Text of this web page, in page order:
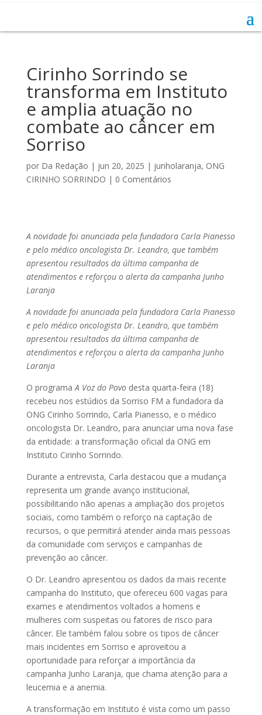
Cirinho Sorrindo se
transforma em Instituto
e amplia atuação no
combate ao câncer em
Sorriso
por Da Redação | jun 20, 2025 | junholaranja, ONG
CIRINHO SORRINDO | 0 Comentários
A novidade foi anunciada pela fundadora Carla Pianesso
e pelo médico oncologista Dr. Leandro, que também
apresentou resultados da última campanha de
atendimentos e reforçou o alerta da campanha Junho
Laranja
A novidade foi anunciada pela fundadora Carla Pianesso
e pelo médico oncologista Dr. Leandro, que também
apresentou resultados da última campanha de
atendimentos e reforçou o alerta da campanha Junho
Laranja
O programaA Voz do Povodesta quarta-feira (18)
recebeu nos estúdios da Sorriso FM a fundadora da
ONG Cirinho Sorrindo, Carla Pianesso, e o médico
oncologista Dr. Leandro, para anunciar uma nova fase
da entidade: a transformação oficial da ONG em
Instituto Cirinho Sorrindo.
Durante a entrevista, Carla destacou que a mudança
representa um grande avanço institucional,
possibilitando não apenas a ampliação dos projetos
sociais, como também o reforço na captação de
recursos, o que permitirá atender ainda mais pessoas
da comunidade com serviços e campanhas de
prevenção ao câncer.
O Dr. Leandro apresentou os dados da mais recente
campanha do Instituto, que ofereceu 600 vagas para
exames e atendimentos voltados a homens e
mulheres com suspeitas ou fatores de risco para
câncer. Ele também falou sobre os tipos de câncer
mais incidentes em Sorriso e aproveitou a
oportunidade para reforçar a importância da
campanha Junho Laranja, que chama atenção para a
leucemia e a anemia.
A transformação em Instituto é vista como um passo